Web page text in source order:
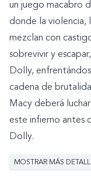
un juego macabro
donde la violencia,
mezclan con
sobrevivir y
Dolly,
cadena de
Macy deberá
este infierno antes
Dolly.
MOSTRAR MÁS